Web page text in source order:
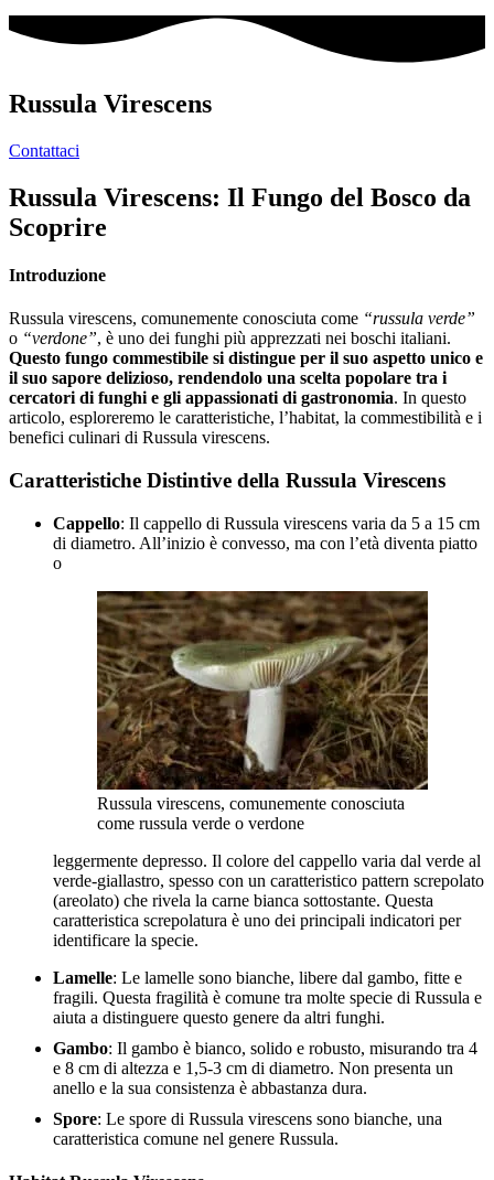
Russula Virescens
Contattaci
Russula Virescens: Il Fungo del Bosco da
Scoprire
Introduzione
Russula virescens, comunemente conosciuta come “russula verde”
o “verdone”, è uno dei funghi più apprezzati nei boschi italiani.
Questo fungo commestibile si distingue per il suo aspetto unico e
il suo sapore delizioso, rendendolo una scelta popolare tra i
cercatori di funghi e gli appassionati di gastronomia. In questo
articolo, esploreremo le caratteristiche, l’habitat, la commestibilità e i
benefici culinari di Russula virescens.
Caratteristiche Distintive della Russula Virescens
Cappello: Il cappello di Russula virescens varia da 5 a 15 cm
di diametro. All’inizio è convesso, ma con l’età diventa piatto
o
Russula virescens, comunemente conosciuta
come russula verde o verdone
leggermente depresso. Il colore del cappello varia dal verde al
verde-giallastro, spesso con un caratteristico pattern screpolato
(areolato) che rivela la carne bianca sottostante. Questa
caratteristica screpolatura è uno dei principali indicatori per
identificare la specie.
Lamelle: Le lamelle sono bianche, libere dal gambo, fitte e
fragili. Questa fragilità è comune tra molte specie di Russula e
aiuta a distinguere questo genere da altri funghi.
Gambo: Il gambo è bianco, solido e robusto, misurando tra 4
e 8 cm di altezza e 1,5-3 cm di diametro. Non presenta un
anello e la sua consistenza è abbastanza dura.
Spore: Le spore di Russula virescens sono bianche, una
caratteristica comune nel genere Russula.